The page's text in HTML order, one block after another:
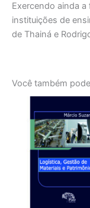
Exercendo ainda
instituições de
de Thainá e
Você também